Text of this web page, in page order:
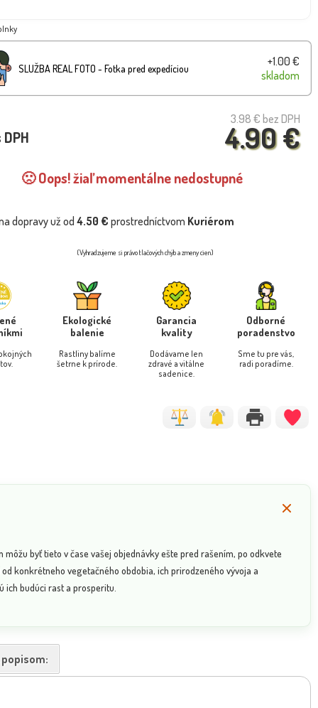
SLUŽBA REAL FOTO - Fotka pred expedíciou
+1.00 €
skladom
3.98 € bez DPH
4.90 €
DPH
🙁 Oops! žiaľ momentálne nedostupné
dopravy už od4.50 € prostredníctvom Kuriérom
(Vyhradzujeme si právo tlačových chýb a zmeny cien)
Ekologické
balenie
Rastliny balíme
šetrne k prírode.
Garancia
kvality
Dodávame len
zdravé a vitálne
sadenice.
Odborné
poradenstvo
Sme tu pre vás,
radi poradíme.
byť tieto v čase vašej objednávky ešte pred rašením, po odkvete
konkrétneho vegetačného obdobia, ich prirodzeného vývoja a
budúci rast a prosperitu.